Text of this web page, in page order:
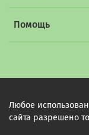
Помощь
Любое
сайта разрешено